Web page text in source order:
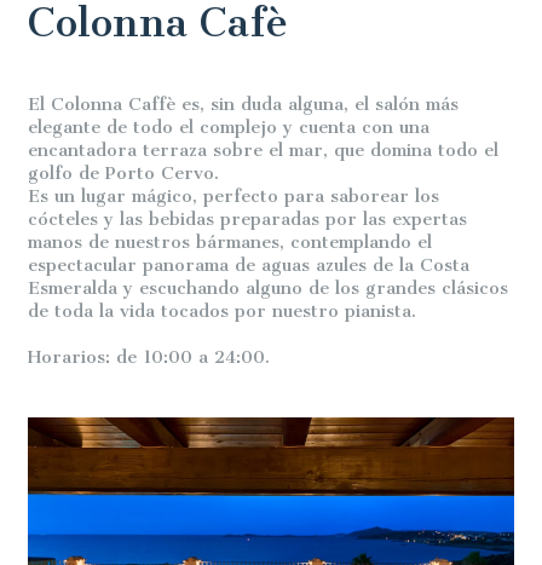
Colonna Cafè
El Colonna Caffè es, sin duda alguna, el salón más
elegante de todo el complejo y cuenta con una
encantadora terraza sobre el mar, que domina todo el
golfo de Porto Cervo.
Es un lugar mágico, perfecto para saborear los
cócteles y las bebidas preparadas por las expertas
manos de nuestros bármanes, contemplando el
espectacular panorama de aguas azules de la Costa
Esmeralda y escuchando alguno de los grandes clásicos
de toda la vida tocados por nuestro pianista.
Horarios: de 10:00 a 24:00.